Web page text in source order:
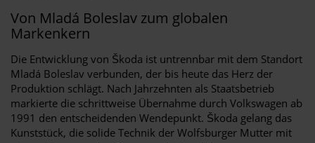
Von Mladá Boleslav zum globalen
Markenkern
Die Entwicklung von Škoda ist untrennbar mit dem Standort
Mladá Boleslav verbunden, der bis heute das Herz der
Produktion schlägt. Nach Jahrzehnten als Staatsbetrieb
markierte die schrittweise Übernahme durch Volkswagen ab
1991 den entscheidenden Wendepunkt. Škoda gelang das
Kunststück, die solide Technik der Wolfsburger Mutter mit